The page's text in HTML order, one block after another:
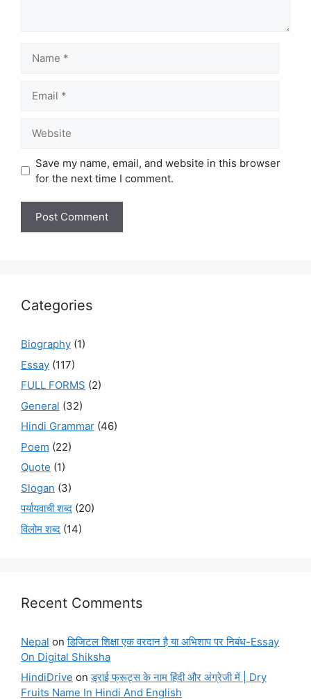
Save my name, email, and website in this browser
for the next time I comment.
Categories
Biography (1)
Essay (117)
FULL FORMS (2)
General (32)
Hindi Grammar (46)
Poem (22)
Quote (1)
Slogan (3)
पर्यायवाची शब्द (20)
विलोम शब्द (14)
Recent Comments
Nepal onडिजिटल शिक्षा एक वरदान है या अभिशाप पर निबंध-Essay
On Digital Shiksha
HindiDrive onड्राई फ्रूट्स के नाम हिंदी और अंग्रेजी में | Dry
Fruits Name In Hindi And English